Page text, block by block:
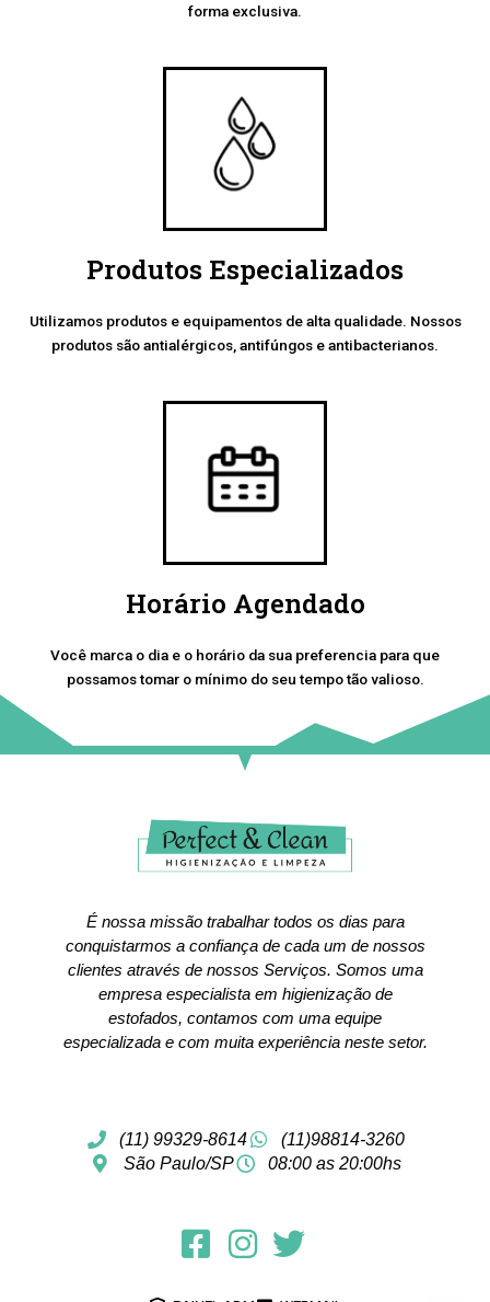
forma exclusiva.
Produtos Especializados
Utilizamos produtos e equipamentos de alta qualidade. Nossos
produtos são antialérgicos, antifúngos e antibacterianos.
Horário Agendado
Você marca o dia e o horário da sua preferencia para que
possamos tomar o mínimo do seu tempo tão valioso.
É nossa missão trabalhar todos os dias para
conquistarmos a confiança de cada um de nossos
clientes através de nossos Serviços. Somos uma
empresa especialista em higienização de
estofados, contamos com uma equipe
especializada e com muita experiência neste setor.
(11) 99329-8614
(11)98814-3260
São Paulo/SP
08:00 as 20:00hs